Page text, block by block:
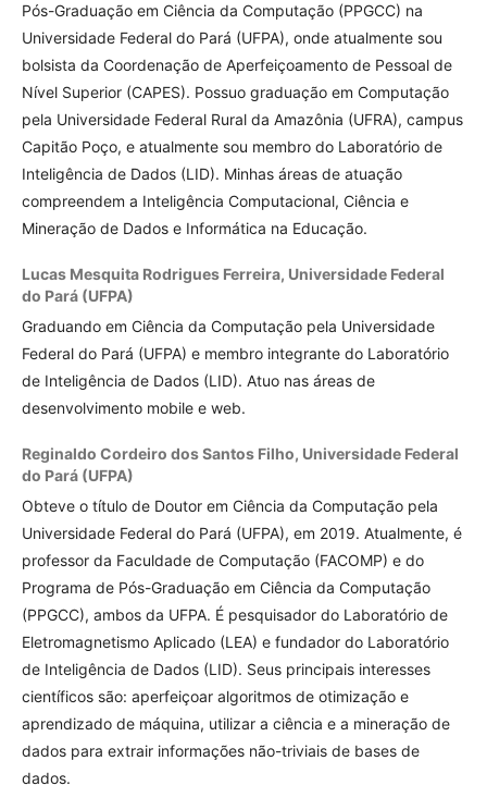
Pós-Graduação em Ciência da Computação (PPGCC) na
Universidade Federal do Pará (UFPA), onde atualmente sou
bolsista da Coordenação de Aperfeiçoamento de Pessoal de
Nível Superior (CAPES). Possuo graduação em Computação
pela Universidade Federal Rural da Amazônia (UFRA), campus
Capitão Poço, e atualmente sou membro do Laboratório de
Inteligência de Dados (LID). Minhas áreas de atuação
compreendem a Inteligência Computacional, Ciência e
Mineração de Dados e Informática na Educação.
Lucas Mesquita Rodrigues Ferreira, Universidade Federal
do Pará (UFPA)
Graduando em Ciência da Computação pela Universidade
Federal do Pará (UFPA) e membro integrante do Laboratório
de Inteligência de Dados (LID). Atuo nas áreas de
desenvolvimento mobile e web.
Reginaldo Cordeiro dos Santos Filho, Universidade Federal
do Pará (UFPA)
Obteve o título de Doutor em Ciência da Computação pela
Universidade Federal do Pará (UFPA), em 2019. Atualmente, é
professor da Faculdade de Computação (FACOMP) e do
Programa de Pós-Graduação em Ciência da Computação
(PPGCC), ambos da UFPA. É pesquisador do Laboratório de
Eletromagnetismo Aplicado (LEA) e fundador do Laboratório
de Inteligência de Dados (LID). Seus principais interesses
científicos são: aperfeiçoar algoritmos de otimização e
aprendizado de máquina, utilizar a ciência e a mineração de
dados para extrair informações não-triviais de bases de
dados.